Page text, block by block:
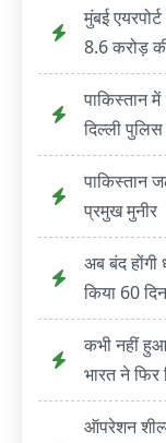
मुंबई
8.6 करोड़
पाकिस्तान
दिल्ली
पाकिस्तान
प्रमुख मुनीर
अब बंद
किया 60
कभी नहीं हुआ
भारत ने फिर
ऑपरेशन